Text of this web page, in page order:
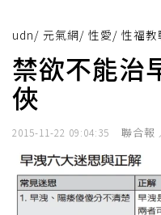
udn/ 元氣網/ 性愛/ 性福教
禁欲不能治
俠
2015-11-22 09:04:35 聯合報